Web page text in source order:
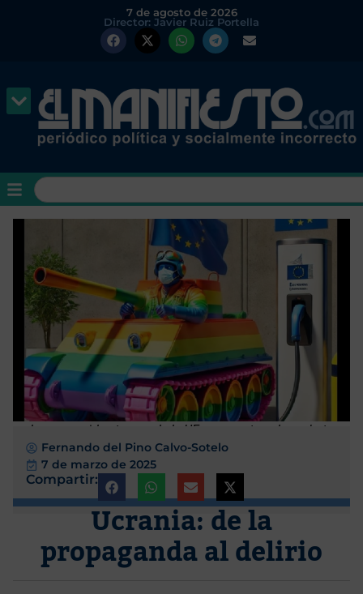
7 de agosto de 2026
Director: Javier Ruiz Portella
Las aguerridas tropas de la UE se aprestan al combate
Fernando del Pino Calvo-Sotelo
7 de marzo de 2025
Compartir:
Ucrania: de la
propaganda al delirio